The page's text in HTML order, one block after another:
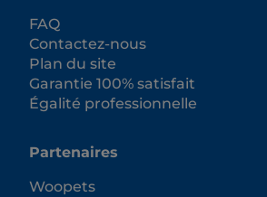
FAQ
Contactez-nous
Plan du site
Garantie 100% satisfait
Égalité professionnelle
Partenaires
Woopets